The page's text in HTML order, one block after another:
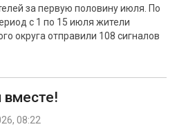
за первую половину июля. По
с 1 по 15 июля жители
округа отправили 108 сигналов
08:22